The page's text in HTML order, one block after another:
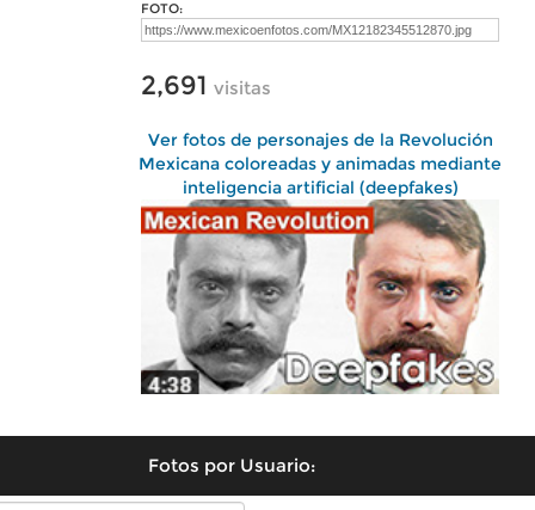
FOTO:
2,691 visitas
Ver fotos de personajes de la Revolución
Mexicana coloreadas y animadas mediante
inteligencia artificial (deepfakes)
Fotos por Usuario: